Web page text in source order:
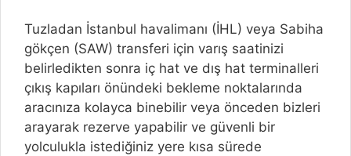
Tuzladan İstanbul havalimanı (İHL) veya Sabiha
gökçen (SAW) transferi için varış saatinizi
belirledikten sonra iç hat ve dış hat terminalleri
çıkış kapıları önündeki bekleme noktalarında
aracınıza kolayca binebilir veya önceden bizleri
arayarak rezerve yapabilir ve güvenli bir
yolculukla istediğiniz yere kısa sürede